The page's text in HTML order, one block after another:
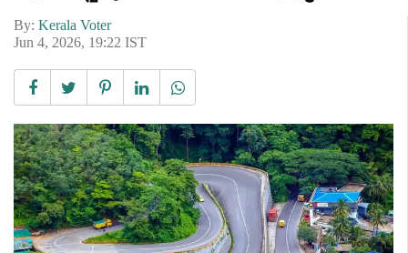
By: Kerala Voter
Jun 4, 2026, 19:22 IST